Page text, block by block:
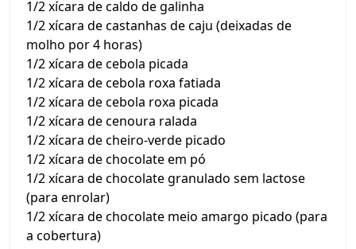
1/2 xícara de caldo de galinha
1/2 xícara de castanhas de caju (deixadas de
molho por 4 horas)
1/2 xícara de cebola picada
1/2 xícara de cebola roxa fatiada
1/2 xícara de cebola roxa picada
1/2 xícara de cenoura ralada
1/2 xícara de cheiro-verde picado
1/2 xícara de chocolate em pó
1/2 xícara de chocolate granulado sem lactose
(para enrolar)
1/2 xícara de chocolate meio amargo picado (para
a cobertura)